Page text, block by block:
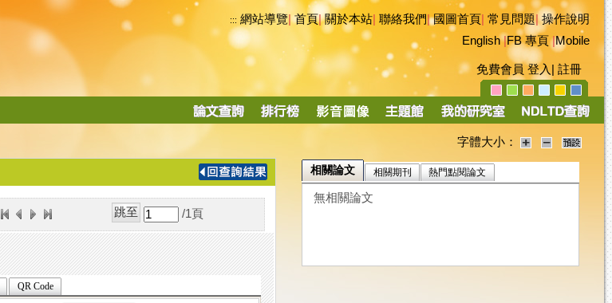
::: 網站導覽|首頁|關於本站 聯絡我們|國圖首頁 常見問題|操作說明
English|FB 專頁|Mobile
免費會員 登入 註冊
導
字體大小：
/1 頁
QR Code
相關論文 相關期刊 熱門點閱論文
無相關論文